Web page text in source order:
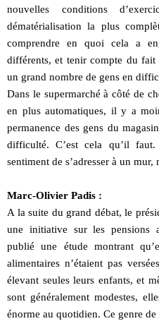
nouvelles conditions
dématérialisation la plus
comprendre en quoi cela a
différents, et tenir compte du fait
un grand nombre de gens en
Dans le supermarché à côté de
en plus automatiques, il y a
permanence des gens du
difficulté. C’est cela qu’il
sentiment de s’adresser à un mur,
Marc-Olivier Padis :
A la suite du grand débat, le
une initiative sur les pensions
publié une étude montrant
alimentaires n’étaient pas
élevant seules leurs enfants, et
sont généralement modestes,
énorme au quotidien. Ce genre